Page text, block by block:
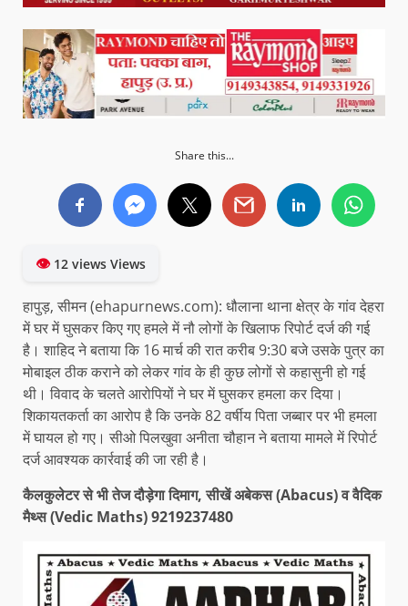
Share this...
👁12 views Views
हापुड़, सीमन (ehapurnews.com): धौलाना थाना क्षेत्र के गांव देहरा
में घर में घुसकर किए गए हमले में नौ लोगों के खिलाफ रिपोर्ट दर्ज की गई
है। शाहिद ने बताया कि 16 मार्च की रात करीब 9:30 बजे उसके पुत्र का
मोबाइल ठीक कराने को लेकर गांव के ही कुछ लोगों से कहासुनी हो गई
थी। विवाद के चलते आरोपियों ने घर में घुसकर हमला कर दिया।
शिकायतकर्ता का आरोप है कि उनके 82 वर्षीय पिता जब्बार पर भी हमला
में घायल हो गए। सीओ पिलखुवा अनीता चौहान ने बताया मामले में रिपोर्ट
दर्ज आवश्यक कार्रवाई की जा रही है।
कैलकुलेटर से भी तेज दौड़ेगा दिमाग, सीखें अबेकस (Abacus) व वैदिक
मैथ्स (Vedic Maths) 9219237480